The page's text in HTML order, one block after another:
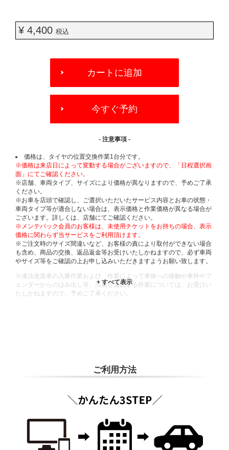
¥ 4,400 税込
OPTIONS
カートに追加
今すぐ予約
- 注意事項 -
価格は、タイヤの位置交換作業1台分です。
※価格は来店日によって変動する場合がございますので、「日程選択画
面」にてご確認ください。
※店舗、車両タイプ、サイズにより価格が異なりますので、予めご了承
ください。
※お車を店頭で確認し、ご選択いただいたサービス内容とお車の状態・
車両タイプ等が適合しない場合は、表示価格と作業価格が異なる場合が
ございます。詳しくは、店舗にてご確認ください。
※メンテパック会員のお客様は、未使用チケットをお持ちの場合、表示
価格に関わらず当サービスをご利用頂けます。
※ご注文時のサイズ間違いなど、お客様の責により取付ができない場合
も含め、商品の交換、返品返金等お受けいたしかねますので、必ず車両
やサイズ等をご確認の上お申し込みいただきますようお願い致します。
※違法改造車の入庫作業および、作業によって車体への接触や車枠やフ
ェンダーからのはみ出し等、法規を逸脱する作業については、お受けい
たしかねますので、予めご了承ください。
ご利用方法